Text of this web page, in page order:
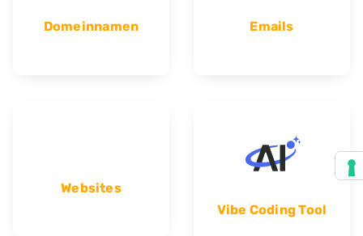
Domeinnamen Emails
Websites
Vibe Coding Tool